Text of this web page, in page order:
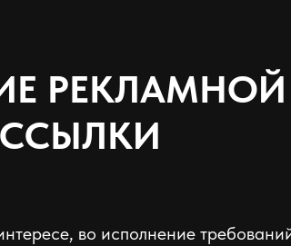
во исполнение